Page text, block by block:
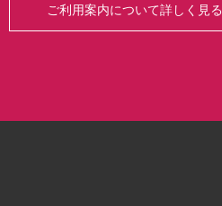
ご利用案内について詳しく見る